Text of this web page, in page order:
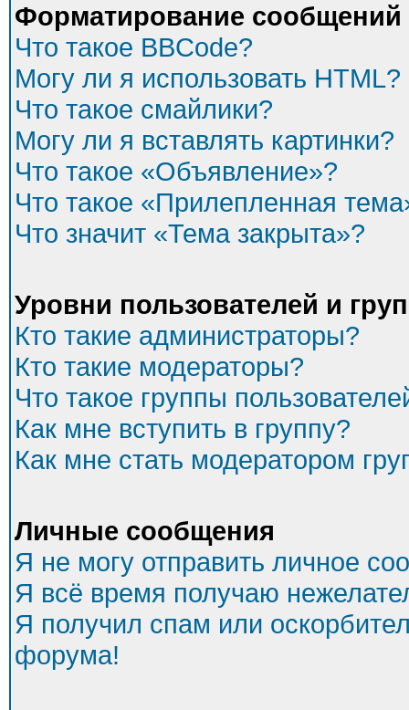
Форматирование
Что такое BBCode?
Могу ли я использовать HTML?
Что такое смайлики?
Могу ли я вставлять картинки?
Что такое «Объявление»?
Что такое «Прилепленная
Что значит «Тема закрыта»?
Уровни пользователей и
Кто такие администраторы?
Кто такие модераторы?
Что такое группы
Как мне вступить в группу?
Как мне стать модератором
Личные сообщения
Я не могу отправить личное
Я всё время получаю
Я получил спам или
форума!